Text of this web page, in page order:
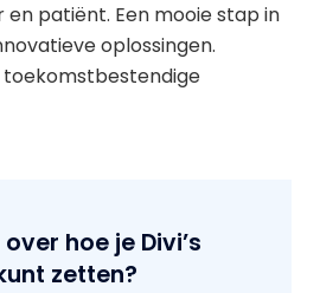
patiënt. Een mooie stap in
oplossingen.
toekomstbestendige
hoe je Divi’s
zetten?